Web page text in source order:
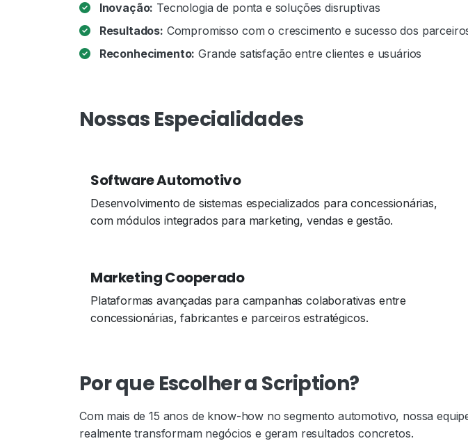
Inovação: Tecnologia de ponta e soluções disruptivas
Resultados: Compromisso com o crescimento e sucesso dos
Reconhecimento: Grande satisfação entre clientes e usuários
Nossas Especialidades
Software Automotivo
Desenvolvimento de sistemas especializados para concessionárias,
com módulos integrados para marketing, vendas e gestão.
Marketing Cooperado
Plataformas avançadas para campanhas colaborativas entre
concessionárias, fabricantes e parceiros estratégicos.
Por que Escolher a Scription?
Com mais de 15 anos de know-how no segmento automotivo, nossa
realmente transformam negócios e geram resultados concretos.